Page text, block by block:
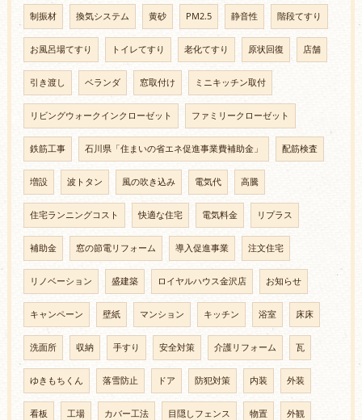
制振材 換気システム 黄砂 PM2.5 静音性 階段てすり
お風呂場てすり トイレてすり 老化てすり 原状回復 店舗
引き渡し ベランダ 窓取付け ミニキッチン取付
リビングウォークインクローゼット ファミリークローゼット
鉄筋工事 石川県「住まいの省エネ促進事業費補助金」 配筋検査
増設 波トタン 風の吹き込み 電気代 高騰
住宅ランニングコスト 快適な住宅 電気料金 リプラス
補助金 窓の節電リフォーム 導入促進事業 注文住宅
リノベーション 盛建築 ロイヤルハウス金沢店 お知らせ
キャンペーン 壁紙 マンション キッチン 浴室 床床
洗面所 収納 手すり 安全対策 介護リフォーム 瓦
ゆきもちくん 落雪防止 ドア 防犯対策 内装 外装
看板 工場 カバー工法 目隠しフェンス 物置 外観